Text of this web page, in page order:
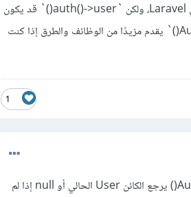
يمكن استخدام كلا الاستخدامين بنجاح للوصول إلى المستخدم الحالي في Laravel، ولكن `auth()->user()` قد يكون
أكثر مرونة وسهولة في الاستخدام في الحالات البسيطة، بينما `Auth::user()` يقدم مزيدًا من الوظائف والطرق إذا كنت
1
الفرق هو أن auth()->user() يرجع الكائن User الحالي بينما Auth::user() يرجع الكائن User الحالي أو null إذا لم